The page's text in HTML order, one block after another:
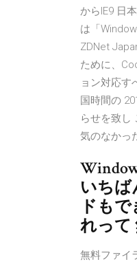
からIE9 日
は「
ZDNet
ために、
ョン対応す
国時間の
らせを致し
気のなかっ
いちば
ドも
れって
無料ファイ